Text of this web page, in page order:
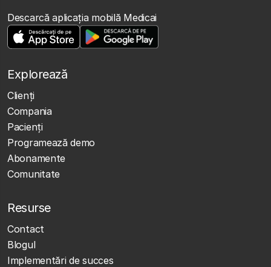
Descarcă aplicația mobilă Medicai
Explorează
Clienţi
Compania
Pacienți
Programează demo
Abonamente
Comunitate
Resurse
Contact
Blogul
Implementări de succes